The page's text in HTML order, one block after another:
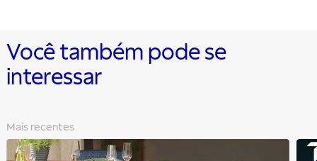
Você também pode se
interessar
Mais recentes